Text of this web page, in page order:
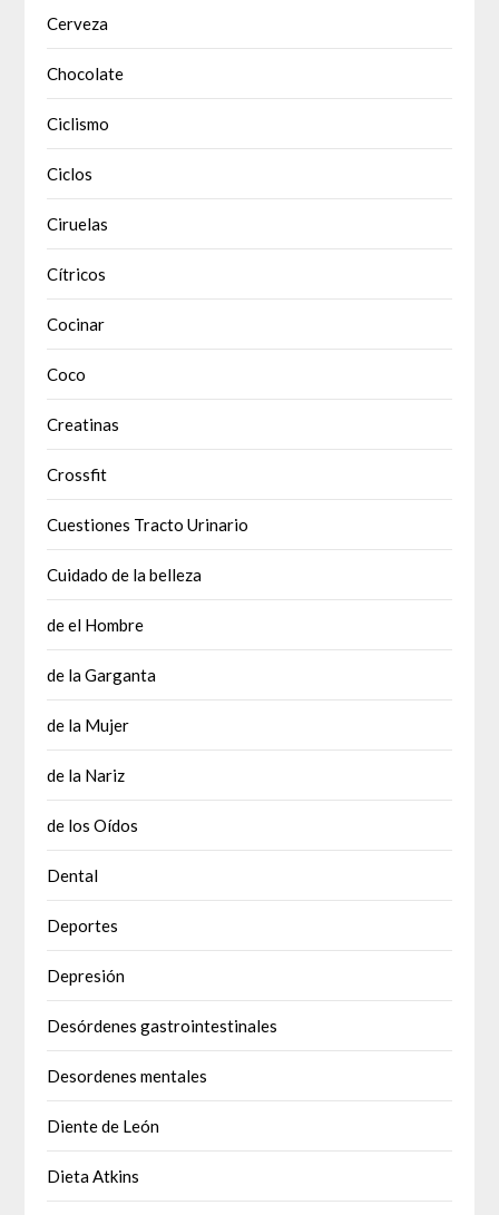
Cerveza
Chocolate
Ciclismo
Ciclos
Ciruelas
Cítricos
Cocinar
Coco
Creatinas
Crossfit
Cuestiones Tracto Urinario
Cuidado de la belleza
de el Hombre
de la Garganta
de la Mujer
de la Nariz
de los Oídos
Dental
Deportes
Depresión
Desórdenes gastrointestinales
Desordenes mentales
Diente de León
Dieta Atkins